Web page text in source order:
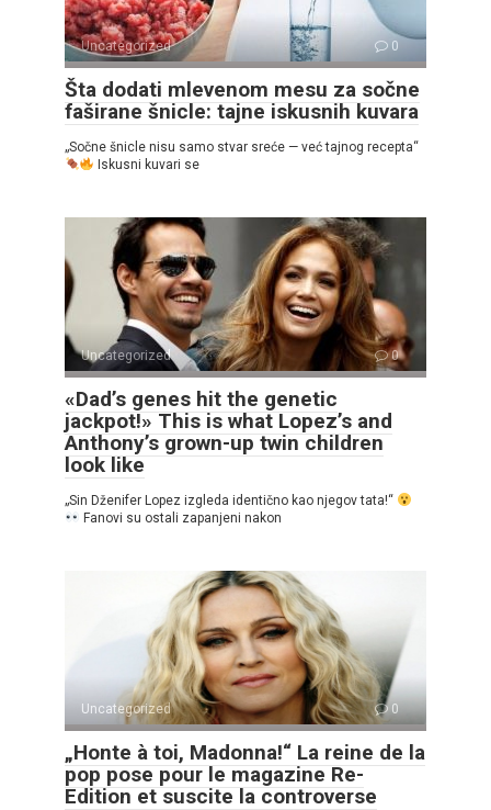
Uncategorized 0
Šta dodati mlevenom mesu za sočne
faširane šnicle: tajne iskusnih kuvara
„Sočne šnicle nisu samo stvar sreće — već tajnog recepta“
Iskusni kuvari se
Uncategorized 0
«Dad’s genes hit the genetic
jackpot!» This is what Lopez’s and
Anthony’s grown-up twin children
look like
„Sin Dženifer Lopez izgleda identično kao njegov tata!“
Fanovi su ostali zapanjeni nakon
Uncategorized 0
„Honte à toi, Madonna!“ La reine de la
pop pose pour le magazine Re-
Edition et suscite la controverse